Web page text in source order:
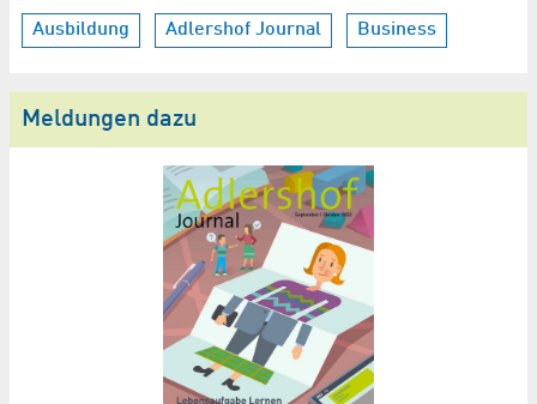
Ausbildung Adlershof Journal Business
Meldungen dazu